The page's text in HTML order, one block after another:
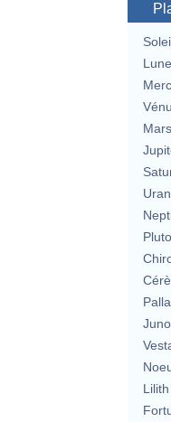
Lune
Mars
Lilith